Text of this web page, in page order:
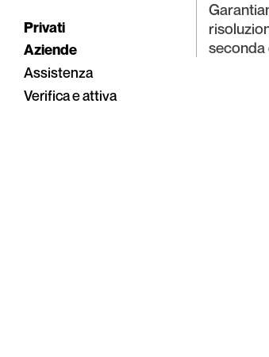
Privati
Aziende
Assistenza
Verifica e attiva
seconda